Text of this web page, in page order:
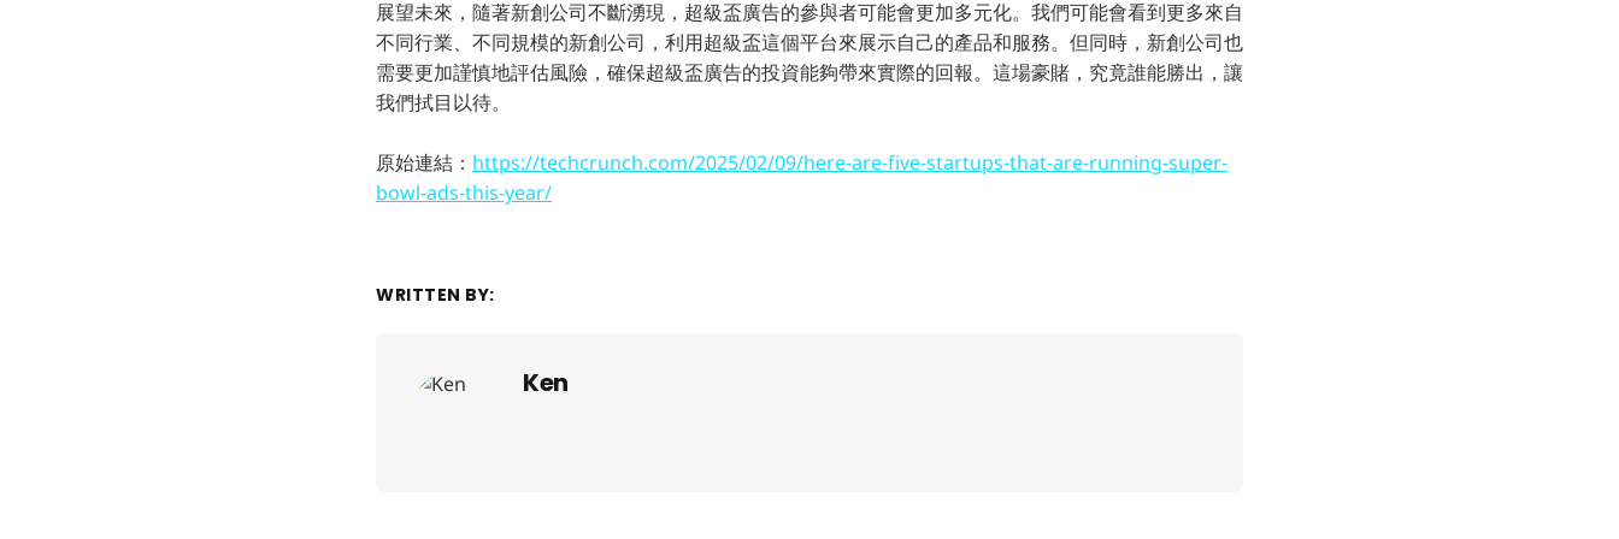
展望未來，隨著新創公司不斷湧現，超級盃廣告的參與者可能會更加多元化。我們可能會看到更多來自
不同行業、不同規模的新創公司，利用超級盃這個平台來展示自己的產品和服務。但同時，新創公司也
需要更加謹慎地評估風險，確保超級盃廣告的投資能夠帶來實際的回報。這場豪賭，究竟誰能勝出，讓
我們拭目以待。
原始連結： https://techcrunch.com/2025/02/09/here-are-five-startups-that-are-running-super-
bowl-ads-this-year/
WRITTEN BY:
Ken